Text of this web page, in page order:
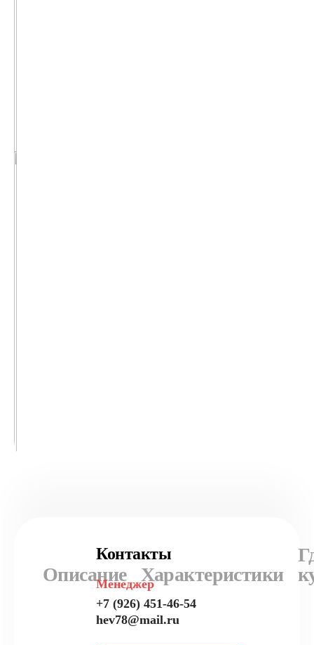
Описание Характеристики
Контакты
Менеджер
+7 (926) 451-46-54
hev78@mail.ru